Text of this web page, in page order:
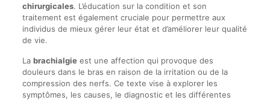
chirurgicales. L’éducation sur la condition et son
traitement est également cruciale pour permettre aux
individus de mieux gérer leur état et d’améliorer leur qualité
de vie.
La brachialgieest une affection qui provoque des
douleurs dans le bras en raison de la irritation ou de la
compression des nerfs. Ce texte vise à explorer les
symptômes, les causes, le diagnostic et les différentes